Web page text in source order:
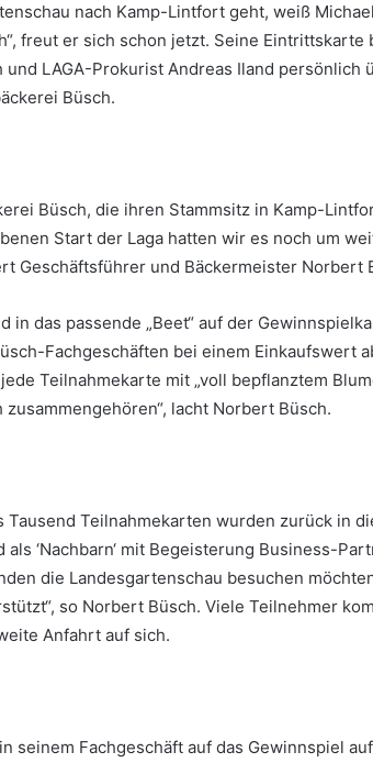
nach Kamp-Lintfort geht, weiß
freut er sich schon jetzt. Seine Eintrittskarte
LAGA-Prokurist Andreas Iland persönlich
Büsch.
Büsch, die ihren Stammsitz in Kamp-
Start der Laga hatten wir es noch um
Geschäftsführer und Bäckermeister Norbert
in das passende „Beet“ auf der
Fachgeschäften bei einem Einkaufswert
Teilnahmekarte mit „voll bepflanztem
lacht Norbert Büsch.
Teilnahmekarten wurden zurück in
‘Nachbarn‘ mit Begeisterung Business-
die Landesgartenschau besuchen
so Norbert Büsch. Viele Teilnehmer
Anfahrt auf sich.
seinem Fachgeschäft auf das Gewinnspiel